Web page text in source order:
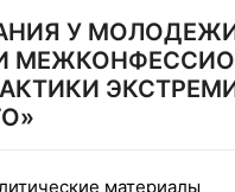
У
материалы